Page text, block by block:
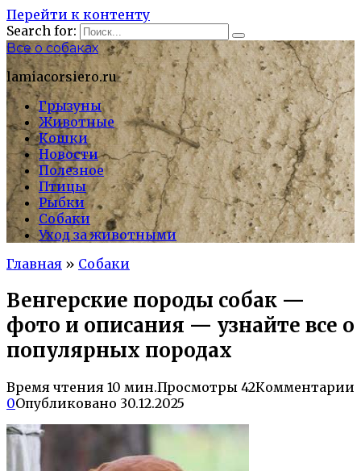
Перейти к контенту
Search for:
Все о собаках
lamiacorsiero.ru
Грызуны
Животные
Кошки
Новости
Полезное
Птицы
Рыбки
Собаки
Уход за животными
Главная » Собаки
Венгерские породы собак —
фото и описания — узнайте все о
популярных породах
Время чтения 10 мин.Просмотры 42Комментарии
0Опубликовано 30.12.2025